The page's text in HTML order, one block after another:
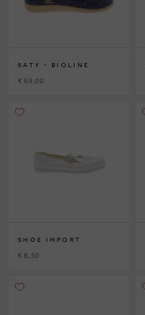
SATY - BIOLINE
€ 69,00
SHOE IMPORT
€ 8,50